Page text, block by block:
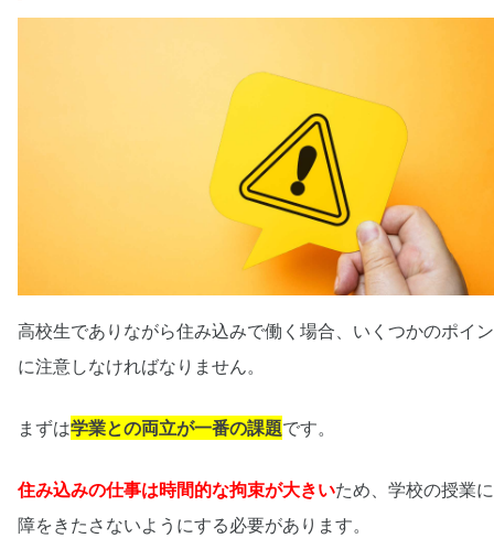
高校生でありながら住み込みで働く場合、いくつかのポイ
に注意しなければなりません。
まずは学業との両立が一番の課題です。
住み込みの仕事は時間的な拘束が大きいため、学校の授業
障をきたさないようにする必要があります。